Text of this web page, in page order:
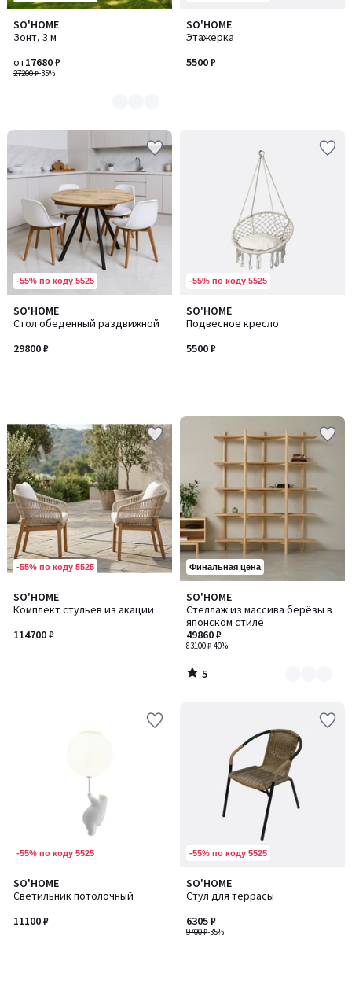
SO'HOME
Зонт, 3 м
27200 ₽-35%
от17680 ₽
Количество
цветов:
SO'HOME
Этажерка
5500 ₽
-55% по коду 5525
SO'HOME
Стол обеденный раздвижной
29800 ₽
-55% по коду 5525
SO'HOME
Подвесное кресло
5500 ₽
-55% по коду 5525
SO'HOME
Комплект стульев из акации
114700 ₽
Финальная цена
SO'HOME
Стеллаж из массива берёзы в
японском стиле
83100 ₽-40%
49860 ₽
5
/
5
Количество
цветов:
4
5
/
-55% по коду 5525
SO'HOME
Светильник потолочный
11100 ₽
-55% по коду 5525
SO'HOME
Стул для террасы
9700 ₽-35%
6305 ₽